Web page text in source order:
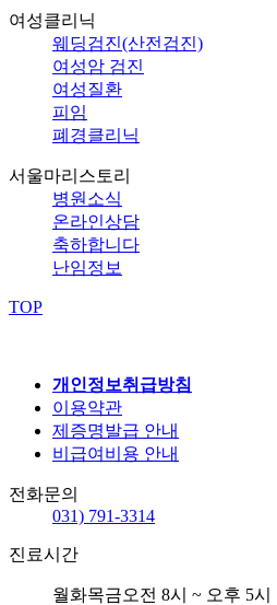
여성클리닉
웨딩검진(산전검진)
여성암 검진
여성질환
피임
폐경클리닉
서울마리스토리
병원소식
온라인상담
축하합니다
난임정보
TOP
개인정보취급방침
이용약관
제증명발급 안내
비급여비용 안내
전화문의
031) 791-3314
진료시간
월화목금오전 8시 ~ 오후 5시